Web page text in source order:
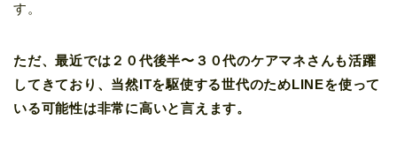
す。
ただ、最近では２０代後半〜３０代のケアマネさんも活躍
してきており、当然ITを駆使する世代のためLINEを使って
いる可能性は非常に高いと言えます。